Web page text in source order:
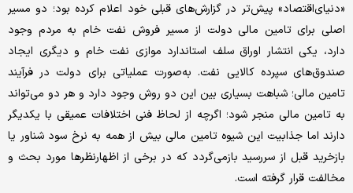
«دنیای‌اقتصاد» پیش‌تر در گزارش‌های قبلی خود اعلام کرده بود؛ دو مسیر
اصلی برای تامین مالی دولت از مسیر فروش نفت خام به مردم وجود
دارد، یکی انتشار اوراق سلف استاندارد موازی نفت خام و دیگری ایجاد
صندوق‌های سپرده کالایی نفت. به‌صورت عملیاتی برای دولت در فرآیند
تامین مالی؛ شباهت بسیاری بین این دو روش وجود دارد و هر دو می‌تواند
به تامین مالی منجر شود؛ اگرچه از لحاظ فنی اختلافات عمیقی با یکدیگر
دارند اما جذابیت این شیوه تامین مالی بیش از همه به نرخ سود شناور یا
بازخرید قبل از سررسید بازمی‌گردد که در برخی از اظهارنظرها مورد بحث و
مخالفت قرار گرفته است.